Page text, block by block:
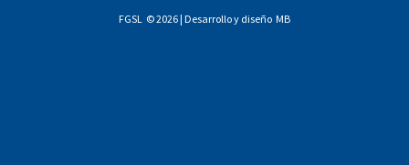
FGSL © 2026 | Desarrollo y diseño MB